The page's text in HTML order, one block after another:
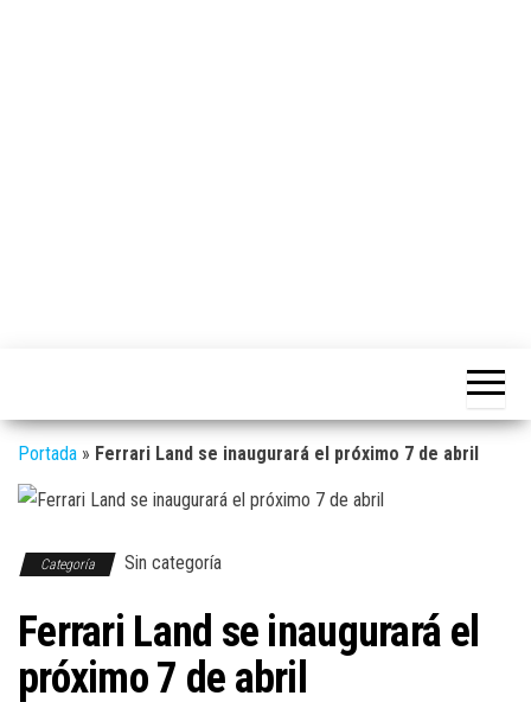
Portada » Ferrari Land se inaugurará el próximo 7 de abril
Categoría Sin categoría
Ferrari Land se inaugurará el
próximo 7 de abril